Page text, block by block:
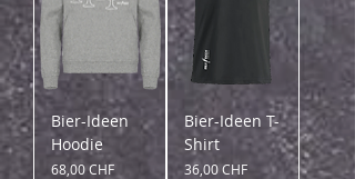
Bier-Ideen
Hoodie
Preis
68,00 CHF
Bier-Ideen T-
Shirt
Preis
36,00 CHF